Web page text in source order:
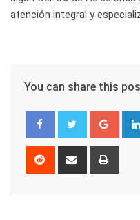
atención integral y
You can share this
Reddit
Share